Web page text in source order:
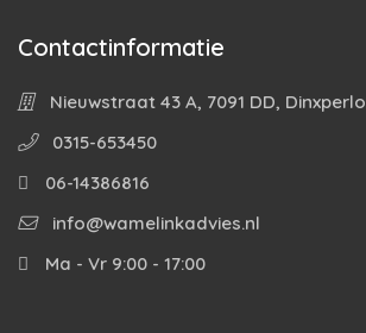
Contactinformatie
Nieuwstraat 43 A, 7091 DD, Dinxperlo
0315-653450
06-14386816
info@wamelinkadvies.nl
Ma - Vr 9:00 - 17:00